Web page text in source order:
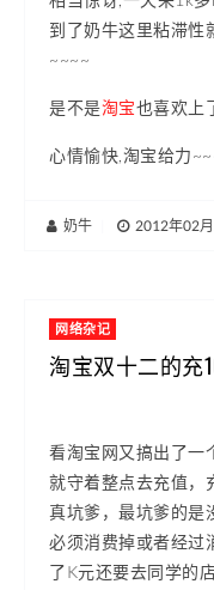
到了奶牛这里粘滞性
~~~~
是不是淘宝也喜欢上
心情愉快,淘宝给力
奶牛 2012年02
网络杂记
淘宝双十二的充
看淘宝网又搞出了一
就守着整点去充值，
真坑爹，最坑爹的是
必须消费掉或者经过
了K元还要去同学的